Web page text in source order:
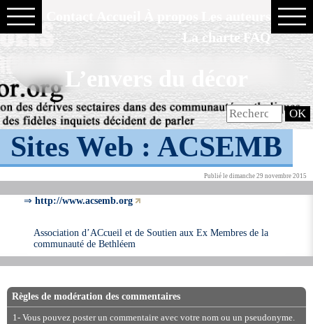
La charte FAQ
L’envers du décor
Sites Web :ACSEMB
Publié le dimanche 29 novembre 2015
⇒http://www.acsemb.org
Association d’ACcueil et de Soutien aux Ex Membres de la
communauté de Bethléem
Règles de modération des commentaires
1- Vous pouvez poster un commentaire avec votre nom ou un pseudonyme.